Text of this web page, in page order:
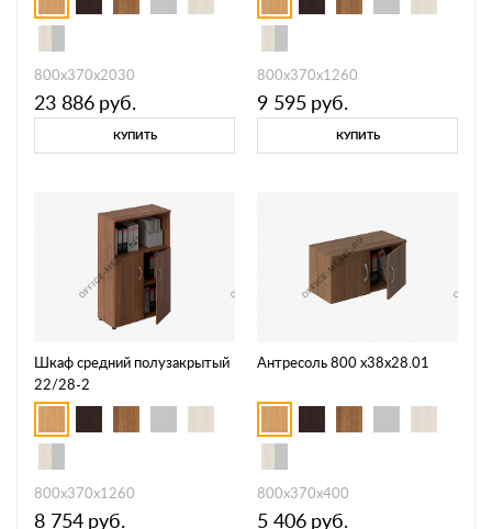
800х370х2030
23 886 руб.
КУПИТЬ
800х370х1260
9 595 руб.
КУПИТЬ
Шкаф средний полузакрытый
22/28-2
800х370х1260
8 754 руб.
Антресоль 800 х38х28.01
800х370х400
5 406 руб.